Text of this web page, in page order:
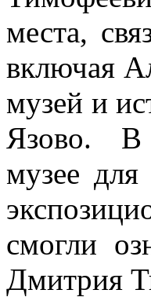
места,
включая
музей и
Язово. В
музее
смогли
Дмитрия